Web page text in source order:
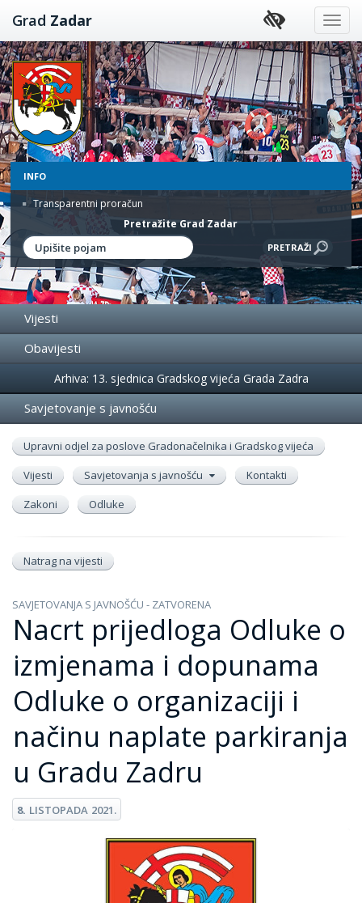
Preskoči
na
sadržaj
Grad Zadar
INFO
Transparentni proračun
Pretražite Grad Zadar
Vijesti
Obavijesti
Događanja
Arhiva: 13. sjednica Gradskog vijeća Grada Zadra
Savjetovanje s javnošću
Upravni odjel za poslove Gradonačelnika i Gradskog vijeća
Vijesti
Savjetovanja s javnošću
Kontakti
Zakoni
Odluke
Natrag na vijesti
SAVJETOVANJA S JAVNOŠĆU - ZATVORENA
Nacrt prijedloga Odluke o
izmjenama i dopunama
Odluke o organizaciji i
načinu naplate parkiranja
u Gradu Zadru
8. LISTOPADA 2021.